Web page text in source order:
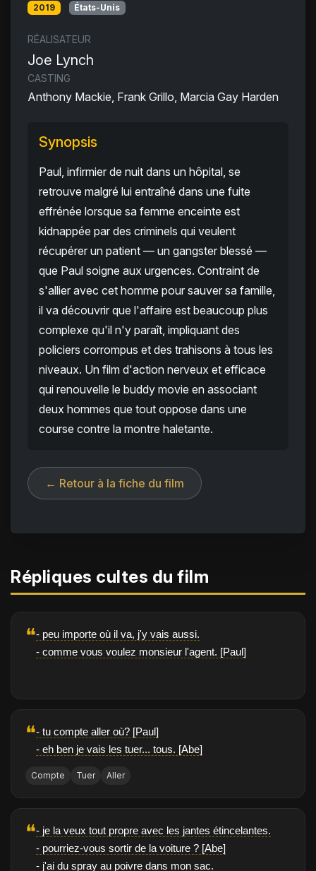
2019 États-Unis
RÉALISATEUR
Joe Lynch
CASTING
Anthony Mackie, Frank Grillo, Marcia Gay Harden
Synopsis
Paul, infirmier de nuit dans un hôpital, se
retrouve malgré lui entraîné dans une fuite
effrénée lorsque sa femme enceinte est
kidnappée par des criminels qui veulent
récupérer un patient — un gangster blessé —
que Paul soigne aux urgences. Contraint de
s'allier avec cet homme pour sauver sa famille,
il va découvrir que l'affaire est beaucoup plus
complexe qu'il n'y paraît, impliquant des
policiers corrompus et des trahisons à tous les
niveaux. Un film d'action nerveux et efficace
qui renouvelle le buddy movie en associant
deux hommes que tout oppose dans une
course contre la montre haletante.
← Retour à la fiche du film
Répliques cultes du film
❝- peu importe où il va, j'y vais aussi.
- comme vous voulez monsieur l'agent. [Paul]
❝- tu compte aller où? [Paul]
- eh ben je vais les tuer... tous. [Abe]
Compte Tuer Aller
❝- je la veux tout propre avec les jantes étincelantes.
- pourriez-vous sortir de la voiture ? [Abe]
- j'ai du spray au poivre dans mon sac.